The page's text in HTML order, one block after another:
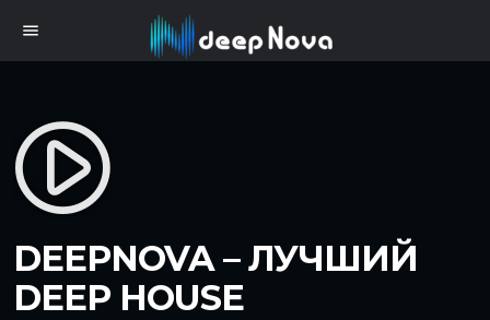
menu
play_circle_filled
DEEPNOVA – ЛУЧШИЙ
DEEP HOUSE